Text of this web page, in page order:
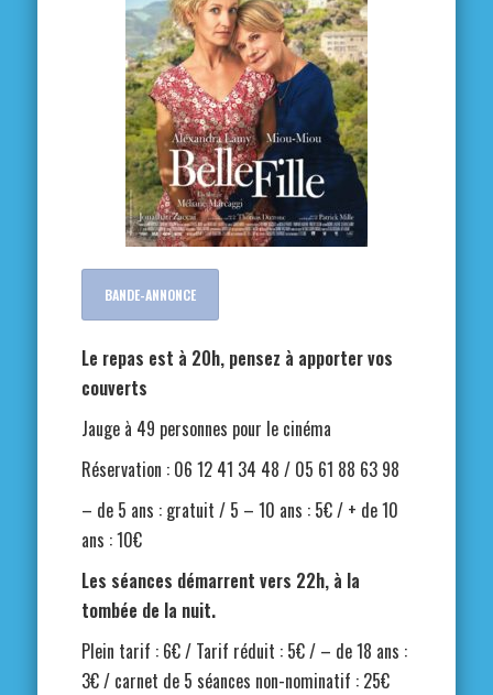
BANDE-ANNONCE
Le repas est à 20h, pensez à apporter vos
couverts
Jauge à 49 personnes pour le cinéma
Réservation : 06 12 41 34 48 / 05 61 88 63 98
– de 5 ans : gratuit / 5 – 10 ans : 5€ / + de 10
ans : 10€
Les séances démarrent vers 22h, à la
tombée de la nuit.
Plein tarif : 6€ / Tarif réduit : 5€ / – de 18 ans :
3€ / carnet de 5 séances non-nominatif : 25€